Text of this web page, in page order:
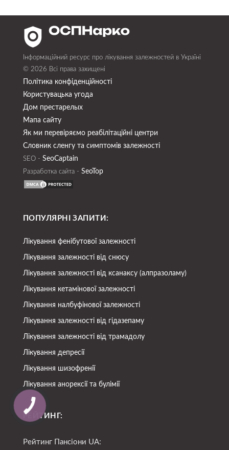
Інформаційний ресурс про лікування залежностей в Україні
© 2026 Всі права захищені
Політика конфіденційності
Користувацька угода
Дом престарелых
Мапа сайту
Як ми перевіряємо реабілітаційні центри
Словник сленгу та симптомів залежності
SEO - SeoСaptain
Разработка сайта - SeoTop
ПОПУЛЯРНІ ЗАПИТИ:
Лікування фенібутової залежності
Лікування залежності від снюсу
Лікування залежності від ксанаксу (алпразоламу)
Лікування кетамінової залежності
Лікування налбуфінової залежності
Лікування залежності від гідазепаму
Лікування залежності від трамадолу
Лікування депресії
Лікування шизофренії
Лікування анорексії та булімії
РЕЙТИНГ:
Рейтинг Пансіони UA: